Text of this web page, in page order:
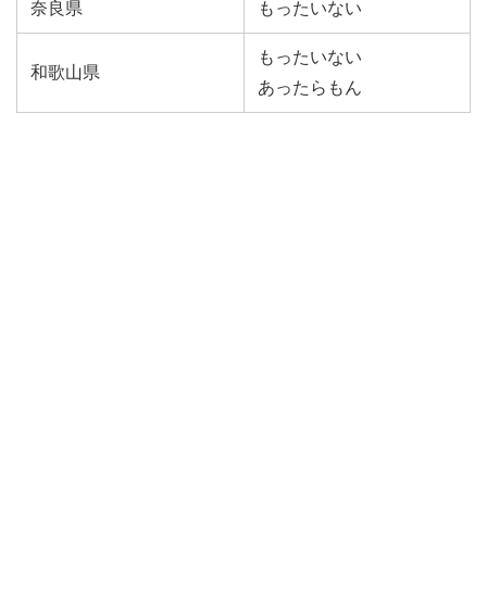
奈良県 もったいない
和歌山県
もったいない
あったらもん